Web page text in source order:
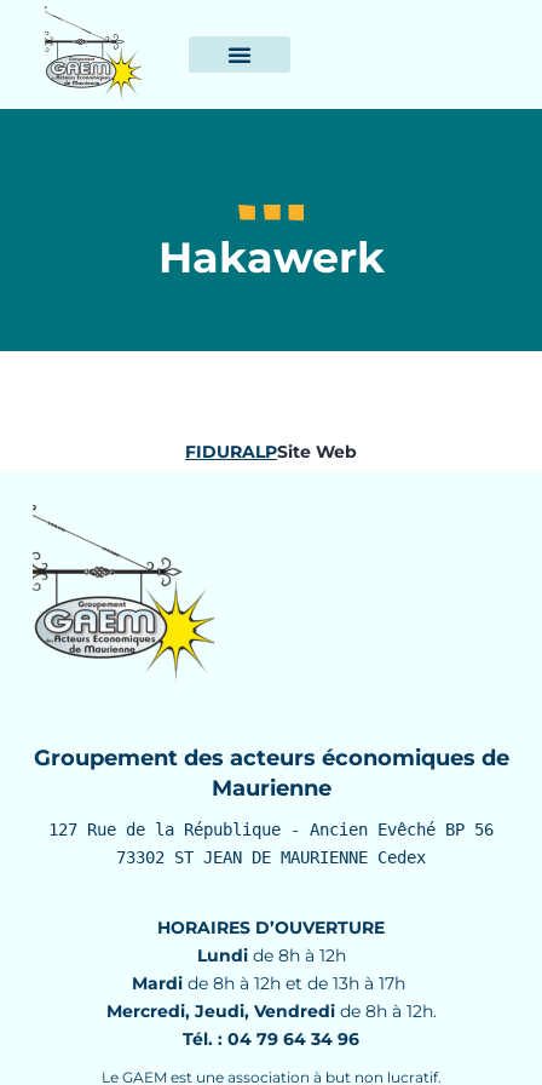
Hakawerk
FIDURALPSite Web
Groupement des acteurs économiques de
Maurienne
127 Rue de la République - Ancien Evêché BP 56
73302 ST JEAN DE MAURIENNE Cedex
HORAIRES D’OUVERTURE
Lundide 8h à 12h
Mardi de 8h à 12h et de 13h à 17h
Mercredi, Jeudi, Vendredide 8h à 12h.
Tél. : 04 79 64 34 96
Le GAEM est une association à but non lucratif.